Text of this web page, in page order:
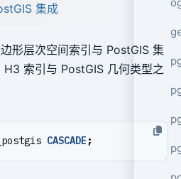
集成
形层次空间索引与 PostGIS 集
索引与 PostGIS 几何类型之
CASCADE ;